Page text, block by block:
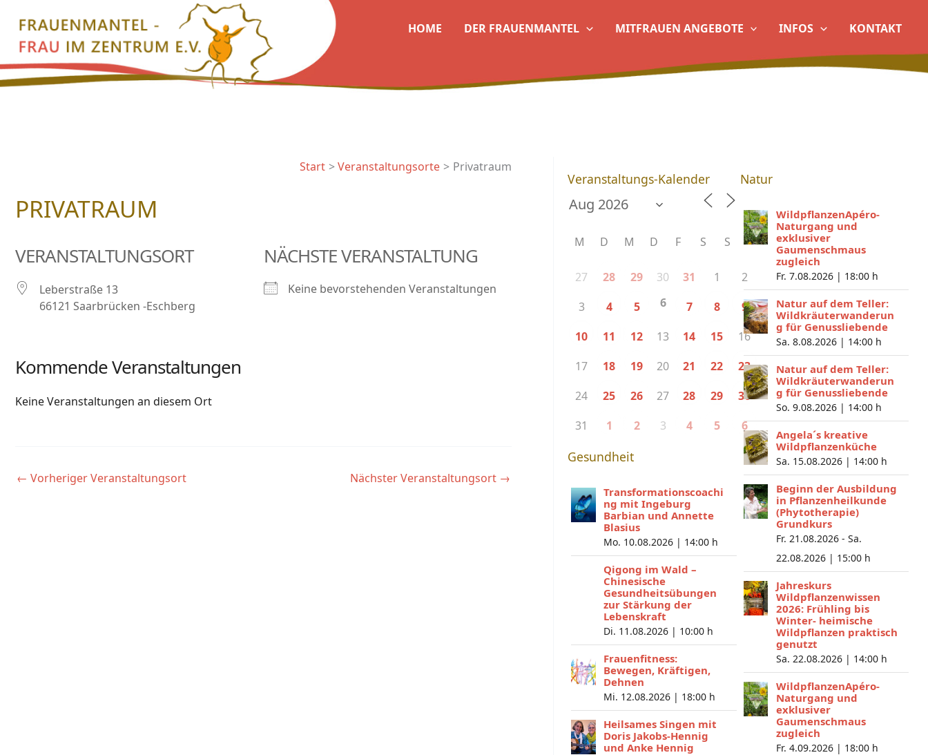
Inhalt
springen
HOME DER FRAUENMANTEL MITFRAUEN ANGEBOTE INFOS KONTAKT
Start Veranstaltungsorte Privatraum
PRIVATRAUM
VERANSTALTUNGSORT
Leberstraße 13
66121 Saarbrücken -Eschberg
NÄCHSTE VERANSTALTUNG
Keine bevorstehenden Veranstaltungen
Kommende Veranstaltungen
Keine Veranstaltungen an diesem Ort
← Vorheriger Veranstaltungsort Nächster Veranstaltungsort →
Veranstaltungs-Kalender
M D M D F S S
27 28 29 30 31 1
2
3
4 5 6 7 8
9
10
11 12 13 14 15
16
17
18 19 20 21 22
23
24
25 26 27 28 29
30
31
1 2 3 4 5 6
Gesundheit
Transformationscoachi
ng mit Ingeburg
Barbian und Annette
Blasius
Mo. 10.08.2026 | 14:00 h
Qigong im Wald –
Chinesische
Gesundheitsübungen
zur Stärkung der
Lebenskraft
Di. 11.08.2026 | 10:00 h
Frauenfitness:
Bewegen, Kräftigen,
Dehnen
Mi. 12.08.2026 | 18:00 h
Heilsames Singen mit
Doris Jakobs-Hennig
und Anke Hennig
Natur
WildpflanzenApéro-
Naturgang und
exklusiver
Gaumenschmaus
zugleich
Fr. 7.08.2026 | 18:00 h
Natur auf dem Teller:
Wildkräuterwanderun
g für Genussliebende
Sa. 8.08.2026 | 14:00 h
Natur auf dem Teller:
Wildkräuterwanderun
g für Genussliebende
So. 9.08.2026 | 14:00 h
Angela´s kreative
Wildpflanzenküche
Sa. 15.08.2026 | 14:00 h
Beginn der Ausbildung
in Pflanzenheilkunde
(Phytotherapie)
Grundkurs
Fr. 21.08.2026 - Sa.
22.08.2026 | 15:00 h
Jahreskurs
Wildpflanzenwissen
2026: Frühling bis
Winter- heimische
Wildpflanzen praktisch
genutzt
Sa. 22.08.2026 | 14:00 h
WildpflanzenApéro-
Naturgang und
exklusiver
Gaumenschmaus
zugleich
Fr. 4.09.2026 | 18:00 h